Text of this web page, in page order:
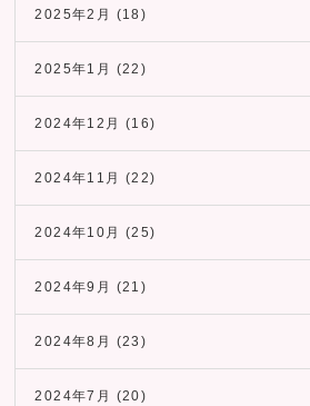
2025年2月 (18)
2025年1月 (22)
2024年12月 (16)
2024年11月 (22)
2024年10月 (25)
2024年9月 (21)
2024年8月 (23)
2024年7月 (20)